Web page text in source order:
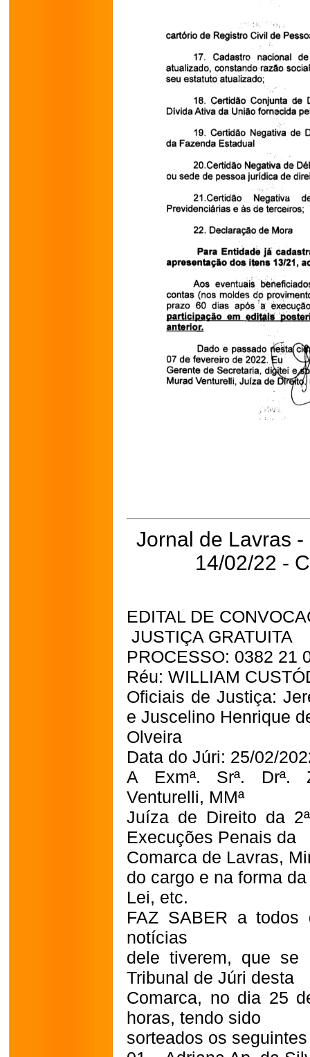
Jornal de Lavras
14/02/22 -
EDITAL DE
JUSTIÇA GRATUITA
PROCESSO: 0382 21
Réu: WILLIAM
Oficiais de Justiça:
e Juscelino Henrique
Olveira
Data do Júri: 25/02/
A Exmª. Srª. Drª.
Venturelli, MMª
Juíza de Direito da
Execuções Penais da
Comarca de Lavras,
do cargo e na forma da
Lei, etc.
FAZ SABER a todos
notícias
dele tiverem, que se
Tribunal de Júri desta
Comarca, no dia 25
horas, tendo sido
sorteados os